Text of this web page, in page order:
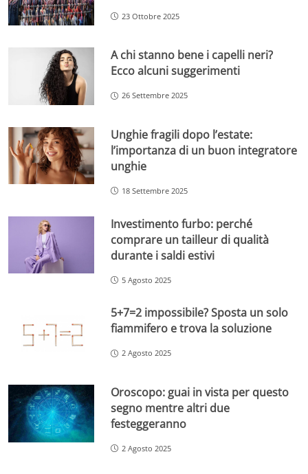
23 Ottobre 2025
A chi stanno bene i capelli neri?
Ecco alcuni suggerimenti
26 Settembre 2025
Unghie fragili dopo l’estate:
l’importanza di un buon integratore
unghie
18 Settembre 2025
Investimento furbo: perché
comprare un tailleur di qualità
durante i saldi estivi
5 Agosto 2025
5+7=2 impossibile? Sposta un solo
fiammifero e trova la soluzione
2 Agosto 2025
Oroscopo: guai in vista per questo
segno mentre altri due
festeggeranno
2 Agosto 2025